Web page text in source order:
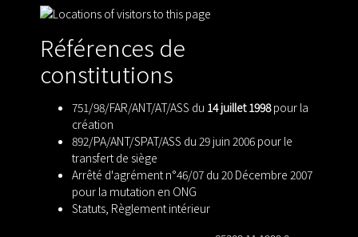
Références de
constitutions
751/98/FAR/ANT/AT/ASS du 14 juillet 1998pour la
création
892/PA/ANT/SPAT/ASS du 29 juin 2006 pour le
transfert de siège
Arrêté d'agrément n°46/07 du 20 Décembre 2007
pour la mutation en ONG
Statuts Règlement intérieur